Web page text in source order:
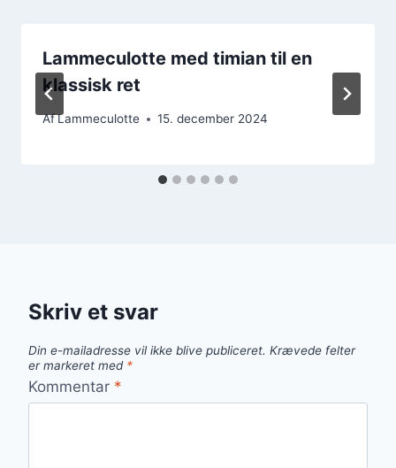
Lammeculotte med timian til en
klassisk ret
AfLammeculotte 15. december 2024
Skriv et svar
Din e-mailadresse vil ikke blive publiceret. Krævede felter
er markeret med *
Kommentar *